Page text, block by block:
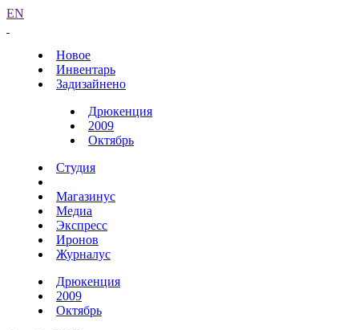
EN
Новое
Инвентарь
Задизайнено
Дрюкенция
2009
Октябрь
Студия
Магазинус
Медиа
Экспресс
Иронов
Журналус
Дрюкенция
2009
Октябрь